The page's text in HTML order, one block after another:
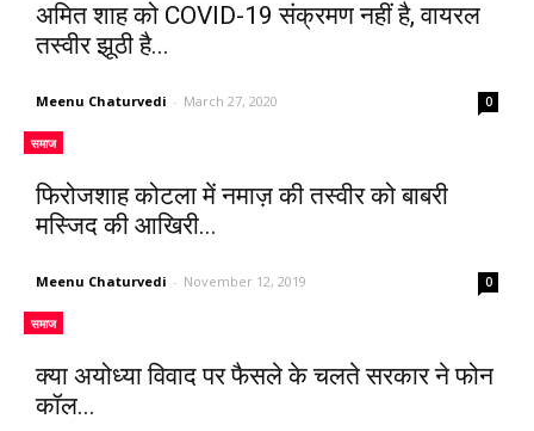
अमित शाह को COVID-19 संक्रमण नहीं है, वायरल
तस्वीर झूठी है...
Meenu Chaturvedi - March 27, 2020 0
समाज
फिरोजशाह कोटला में नमाज़ की तस्वीर को बाबरी
मस्जिद की आखिरी...
Meenu Chaturvedi - November 12, 2019 0
समाज
क्या अयोध्या विवाद पर फैसले के चलते सरकार ने फोन
कॉल...